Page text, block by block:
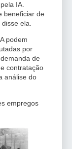
IA.
beneficiar de
ela.
podem
por
de
contratação
análise do
empregos